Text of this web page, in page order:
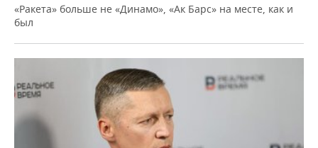
«Ракета» больше не «Динамо», «Ак Барс» на месте, как и
был